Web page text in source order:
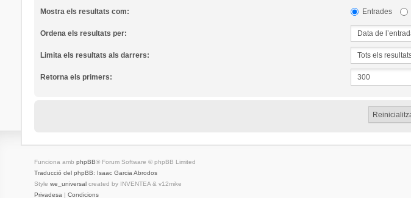
Mostra els resultats com: Entrades
Ordena els resultats per:
Limita els resultats als darrers:
Retorna els primers:
Funciona amb phpBB® Forum Software © phpBB Limited
Traducció del phpBB: Isaac Garcia Abrodos
Style we_universalcreated by INVENTEA & v12mike
Privadesa | Condicions